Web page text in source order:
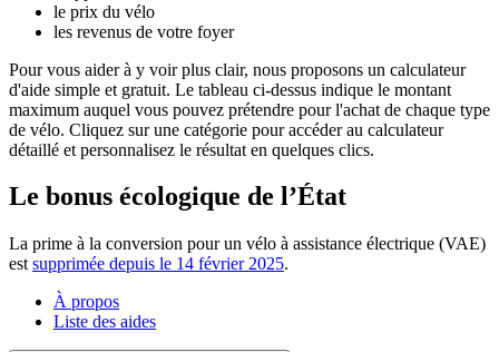
le prix du vélo
les revenus de votre foyer
Pour vous aider à y voir plus clair, nous proposons un calculateur
d'aide simple et gratuit. Le tableau ci-dessus indique le montant
maximum auquel vous pouvez prétendre pour l'achat de chaque type
de vélo. Cliquez sur une catégorie pour accéder au calculateur
détaillé et personnalisez le résultat en quelques clics.
Le bonus écologique de l’État
La prime à la conversion pour un vélo à assistance électrique (VAE)
est supprimée depuis le 14 février 2025.
À propos
Liste des aides